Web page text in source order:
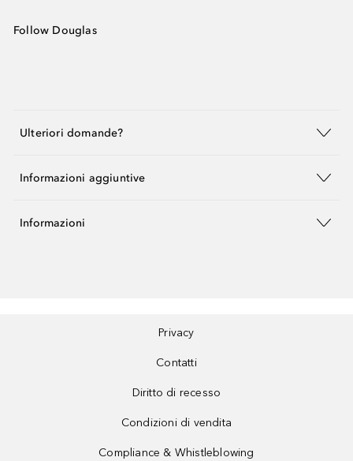
Follow Douglas
Ulteriori domande?
Informazioni aggiuntive
Informazioni
Privacy
Contatti
Diritto di recesso
Condizioni di vendita
Compliance & Whistleblowing